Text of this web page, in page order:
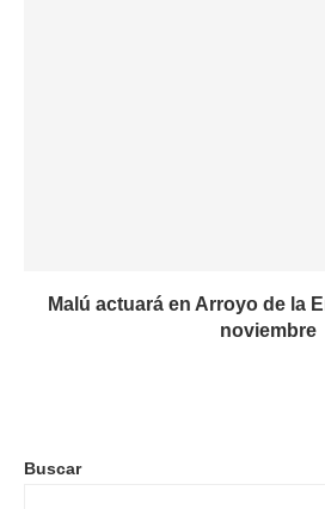
Malú actuará en Arroyo de la
noviembre
Buscar